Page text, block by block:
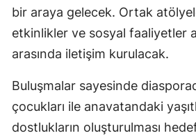
bir araya gelecek. Ortak
etkinlikler ve sosyal faaliyetler
arasında iletişim kurulacak.
Buluşmalar sayesinde
çocukları ile anavatandaki
dostlukların oluşturulması